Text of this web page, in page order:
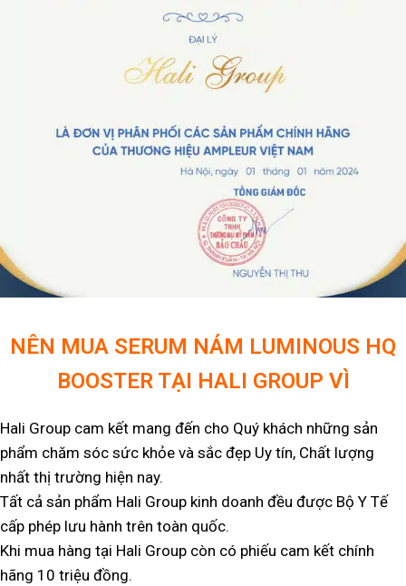
NÊN MUA SERUM NÁM LUMINOUS HQ
BOOSTER TẠI HALI GROUP VÌ
Hali Group cam kết mang đến cho Quý khách những sản
phẩm chăm sóc sức khỏe và sắc đẹp Uy tín, Chất lượng
nhất thị trường hiện nay.
Tất cả sản phẩm Hali Group kinh doanh đều được Bộ Y Tế
cấp phép lưu hành trên toàn quốc.
Khi mua hàng tại Hali Group còn có phiếu cam kết chính
hãng 10 triệu đồng.